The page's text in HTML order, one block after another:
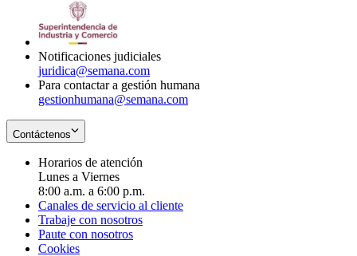
Notificaciones judiciales
juridica@semana.com
Para contactar a gestión humana
gestionhumana@semana.com
Contáctenos
Horarios de atención
Lunes a Viernes
8:00 a.m. a 6:00 p.m.
Canales de servicio al cliente
Trabaje con nosotros
Paute con nosotros
Cookies